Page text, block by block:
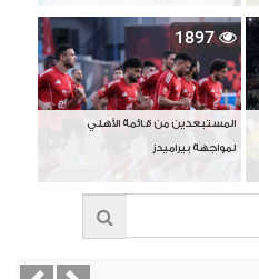
1897
المستبعدين من قائمة الأهلي
لمواجهة بيراميدز